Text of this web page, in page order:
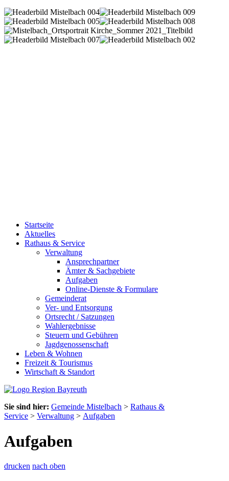
Startseite
Aktuelles
Rathaus & Service
Verwaltung
Ansprechpartner
Ämter & Sachgebiete
Aufgaben
Online-Dienste & Formulare
Gemeinderat
Ver- und Entsorgung
Ortsrecht / Satzungen
Wahlergebnisse
Steuern und Gebühren
Jagdgenossenschaft
Leben & Wohnen
Freizeit & Tourismus
Wirtschaft & Standort
Sie sind hier: Gemeinde Mistelbach > Rathaus &
Service > Verwaltung > Aufgaben
Aufgaben
drucken nach oben